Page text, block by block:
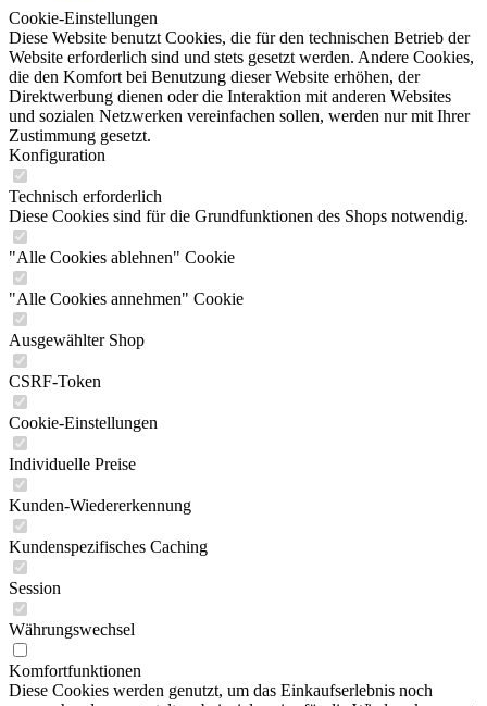
Cookie-Einstellungen
Diese Website benutzt Cookies, die für den technischen Betrieb der
Website erforderlich sind und stets gesetzt werden. Andere Cookies,
die den Komfort bei Benutzung dieser Website erhöhen, der
Direktwerbung dienen oder die Interaktion mit anderen Websites
und sozialen Netzwerken vereinfachen sollen, werden nur mit Ihrer
Zustimmung gesetzt.
Konfiguration
Technisch erforderlich
Diese Cookies sind für die Grundfunktionen des Shops notwendig.
"Alle Cookies ablehnen" Cookie
"Alle Cookies annehmen" Cookie
Ausgewählter Shop
CSRF-Token
Cookie-Einstellungen
Individuelle Preise
Kunden-Wiedererkennung
Kundenspezifisches Caching
Session
Währungswechsel
Komfortfunktionen
Diese Cookies werden genutzt, um das Einkaufserlebnis noch